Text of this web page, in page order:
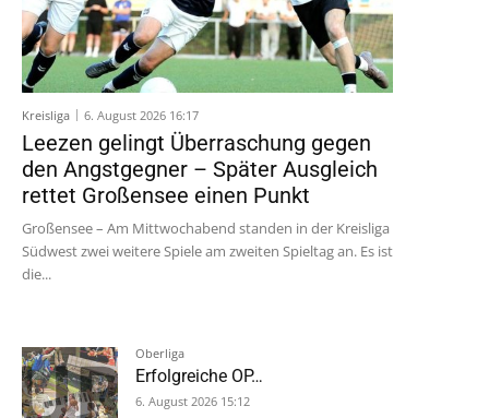
Kreisliga 6. August 2026 16:17
Leezen gelingt Überraschung gegen
den Angstgegner – Später Ausgleich
rettet Großensee einen Punkt
Großensee – Am Mittwochabend standen in der Kreisliga
Südwest zwei weitere Spiele am zweiten Spieltag an. Es ist
die...
Oberliga
Erfolgreiche OP…
6. August 2026 15:12